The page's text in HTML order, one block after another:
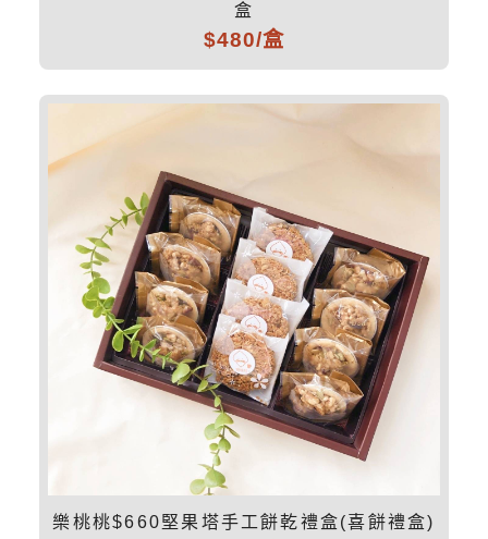
盒
$480/盒
樂桃桃$660堅果塔手工餅乾禮盒(喜餅禮盒)